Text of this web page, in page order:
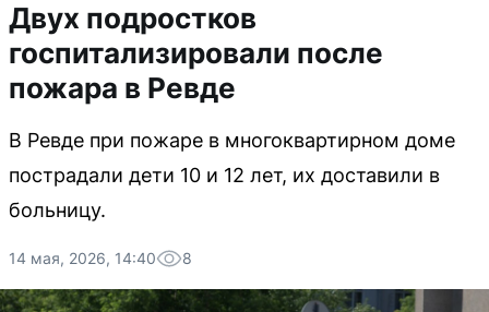
Двух подростков
госпитализировали после
пожара в Ревде
В Ревде при пожаре в многоквартирном доме
пострадали дети 10 и 12 лет, их доставили в
больницу.
14 мая, 2026, 14:40 8